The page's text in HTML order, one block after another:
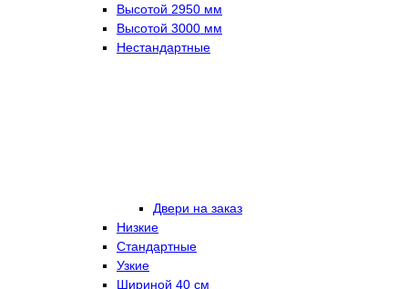
Высотой 2950 мм
Высотой 3000 мм
Нестандартные
Двери на заказ
Низкие
Стандартные
Узкие
Шириной 40 см